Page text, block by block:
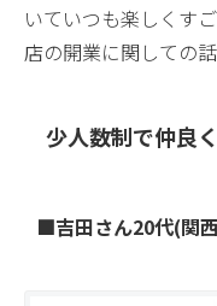
いていつも楽しくす
店の開業に関しての
少人数制で仲良
■吉田さん20代(関